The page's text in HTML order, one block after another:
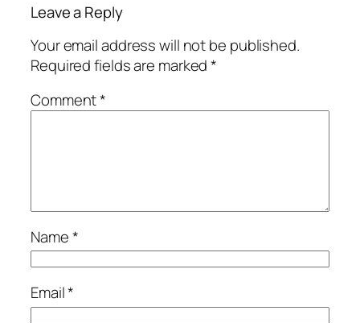
Leave a Reply
Your email address will not be published.
Required fields are marked*
Comment*
Name*
Email*